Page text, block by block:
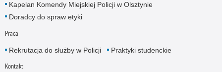
Kapelan Komendy Miejskiej Policji w Olsztynie
Doradcy do spraw etyki
Praca
Rekrutacja do służby w Policji Praktyki studenckie
Kontakt